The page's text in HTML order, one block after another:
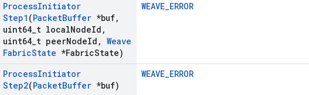
ProcessInitiator
Step1 (PacketBuffer *buf,
uint64 t localNodeId ,
uint64 t peerNodeId , Weave
FabricState *FabricState)
WEAVE_ERROR
ProcessInitiator
Step2(PacketBuffer *buf)
WEAVE_ERROR